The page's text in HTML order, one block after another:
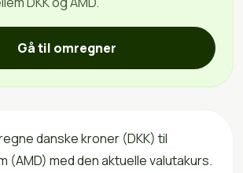
Gå til omregner
danske kroner (DKK) til
(AMD) med den aktuelle valutakurs.